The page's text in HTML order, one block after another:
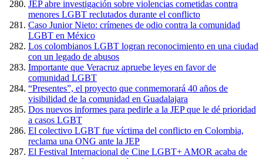
JEP abre investigación sobre violencias cometidas contra
menores LGBT reclutados durante el conflicto
Caso Junior Nieto: crímenes de odio contra la comunidad
LGBT en México
Los colombianos LGBT logran reconocimiento en una ciudad
con un legado de abusos
Importante que Veracruz apruebe leyes en favor de
comunidad LGBT
“Presentes”, el proyecto que conmemorará 40 años de
visibilidad de la comunidad en Guadalajara
Dos nuevos informes para pedirle a la JEP que le dé prioridad
a casos LGBT
El colectivo LGBT fue víctima del conflicto en Colombia,
reclama una ONG ante la JEP
El Festival Internacional de Cine LGBT+ AMOR acaba de